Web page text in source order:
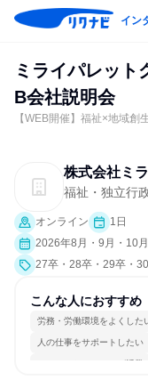
イン
ミライパレッ
B会社説明会
【WEB開催】福祉×地域創
株式会社ミ
福祉・独立行
オンライン
1日
2026年8月・9月・10
27卒・28卒・29卒・
こんな人におすすめ
労務・労働環境をよくした
人の仕事をサポートしたい
コミュニケーションが活発